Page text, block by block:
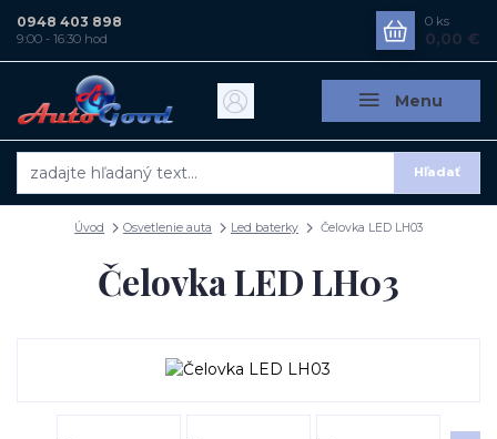
Menu
Hľadať
0948 403 898
9:00 - 16:30 hod
0 ks
0,00 €
Úvod Osvetlenie auta Led baterky Čelovka LED LH03
Čelovka LED LH03